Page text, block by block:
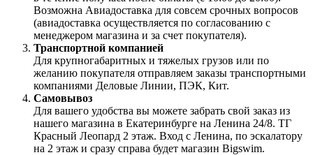
Возможна Авиадоставка для совсем срочных вопросов
(авиадоставка осуществляется по согласованию с
менеджером магазина и за счет покупателя).
Транспортной компанией
Для крупногабаритных и тяжелых грузов или по
желанию покупателя отправляем заказы транспортными
компаниями Деловые Линии, ПЭК, Кит.
Самовывоз
Для вашего удобства вы можете забрать свой заказ из
нашего магазина в Екатеринбурге на Ленина 24/8. ТГ
Красный Леопард 2 этаж. Вход с Ленина, по эскалатору
на 2 этаж и сразу справа будет магазин Bigswim.